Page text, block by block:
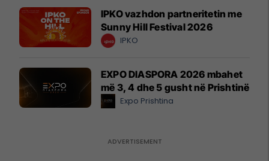
IPKO vazhdon partneritetin me
Sunny Hill Festival 2026
IPKO
EXPO DIASPORA 2026 mbahet
më 3, 4 dhe 5 gusht në Prishtinë
Expo Prishtina